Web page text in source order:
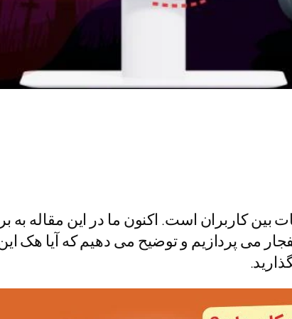
کاربران است. اکنون ما در این مقاله به
می پردازیم و توضیح می دهیم که آیا هک